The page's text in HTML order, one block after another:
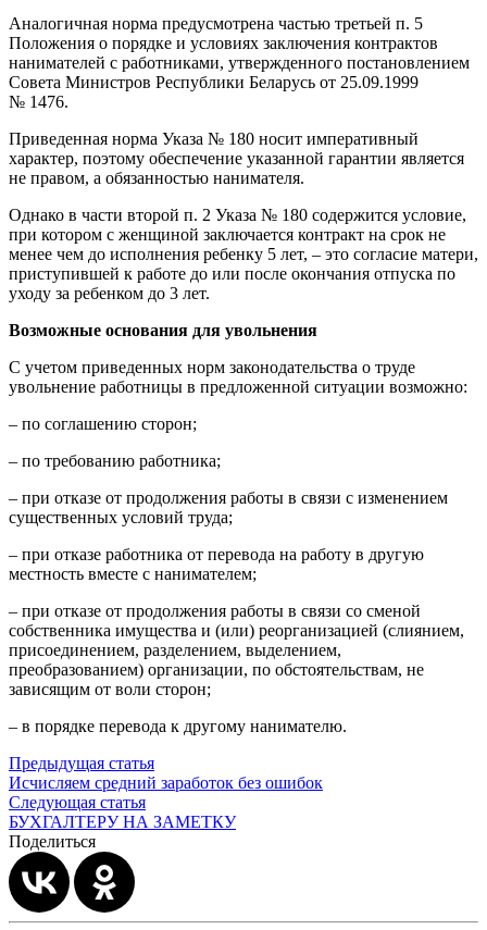
Аналогичная норма предусмотрена частью третьей п. 5
Положения о порядке и условиях заключения контрактов
нанимателей с работниками, утвержденного постановлением
Совета Министров Республики Беларусь от 25.09.1999
№ 1476.
Приведенная норма Указа № 180 носит императивный
характер, поэтому обеспечение указанной гарантии является
не правом, а обязанностью нанимателя.
Однако в части второй п. 2 Указа № 180 содержится условие,
при котором с женщиной заключается контракт на срок не
менее чем до исполнения ребенку 5 лет, – это согласие матери,
приступившей к работе до или после окончания отпуска по
уходу за ребенком до 3 лет.
Возможные основания для увольнения
С учетом приведенных норм законодательства о труде
увольнение работницы в предложенной ситуации возможно:
– по соглашению сторон;
– по требованию работника;
– при отказе от продолжения работы в связи с изменением
существенных условий труда;
– при отказе работника от перевода на работу в другую
местность вместе с нанимателем;
– при отказе от продолжения работы в связи со сменой
собственника имущества и (или) реорганизацией (слиянием,
присоединением, разделением, выделением,
преобразованием) организации, по обстоятельствам, не
зависящим от воли сторон;
– в порядке перевода к другому нанимателю.
Предыдущая статья
Исчисляем средний заработок без ошибок
Следующая статья
БУХГАЛТЕРУ НА ЗАМЕТКУ
Поделиться